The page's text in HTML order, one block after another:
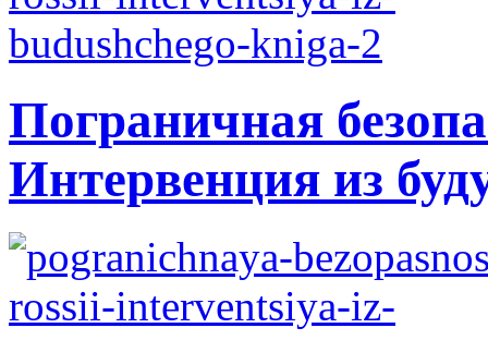
Пограничная
Интервенция из